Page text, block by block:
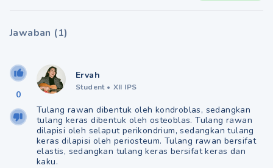
Jawaban (1)
0
Ervah
Student • XII IPS
Tulang rawan dibentuk oleh kondroblas, sedangkan
tulang keras dibentuk oleh osteoblas. Tulang rawan
dilapisi oleh selaput perikondrium, sedangkan tulang
keras dilapisi oleh periosteum. Tulang rawan bersifat
elastis, sedangkan tulang keras bersifat keras dan
kaku.